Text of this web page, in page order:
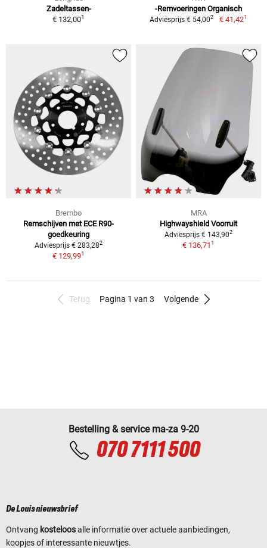
Zadeltassen-
€ 132,001
-Remvoeringen Organisch
Adviesprijs € 54,002 € 41,421
Brembo
Remschijven met ECE R90-
goedkeuring
Adviesprijs € 283,282
€ 129,991
MRA
Highwayshield Voorruit
Adviesprijs € 143,902
€ 136,711
Terug Pagina 1 van 3 Volgende
Bestelling & service ma-za 9-20
070 7111 500
De Louis nieuwsbrief
Ontvang kosteloosalle informatie over actuele aanbiedingen,
koopjes of interessante nieuwtjes.